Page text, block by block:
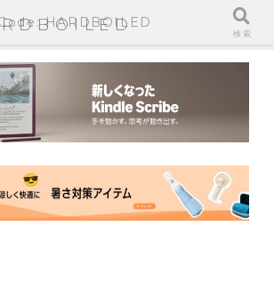
HARDBOILED
検索